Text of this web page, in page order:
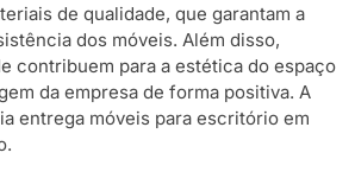
de qualidade, que garantam a
dos móveis. Além disso,
contribuem para a estética do espaço
da empresa de forma positiva. A
entrega móveis para escritório em